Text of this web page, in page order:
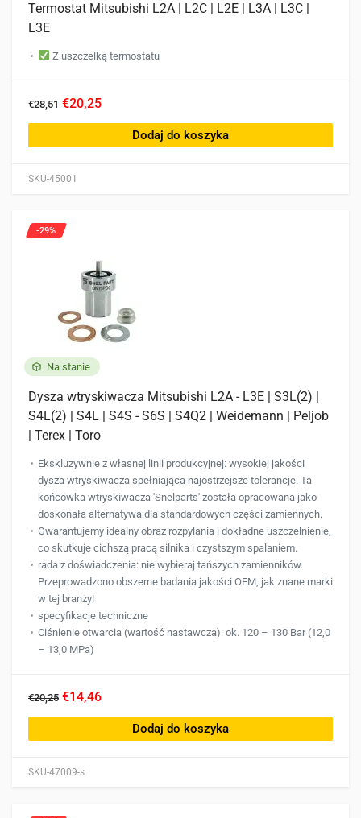
SKU-45001
Termostat Mitsubishi L2A | L2C | L2E | L3A | L3C |
L3E
Z uszczelką termostatu
€28,51 €20,25
Dodaj do koszyka
Na stanie
SKU-47009-s
-29%
Dysza wtryskiwacza Mitsubishi L2A - L3E | S3L(2) |
S4L(2) | S4L | S4S - S6S | S4Q2 | Weidemann | Peljob
| Terex | Toro
Ekskluzywnie z własnej linii produkcyjnej: wysokiej jakości
dysza wtryskiwacza spełniająca najostrzejsze tolerancje. Ta
końcówka wtryskiwacza 'Snelparts' została opracowana jako
doskonała alternatywa dla standardowych części zamiennych.
Gwarantujemy idealny obraz rozpylania i dokładne uszczelnienie,
co skutkuje cichszą pracą silnika i czystszym spalaniem.
rada z doświadczenia: nie wybieraj tańszych zamienników.
Przeprowadzono obszerne badania jakości OEM, jak znane marki
w tej branży!
specyfikacje techniczne
Ciśnienie otwarcia (wartość nastawcza): ok. 120 – 130 Bar (12,0
– 13,0 MPa)
€20,25 €14,46
Dodaj do koszyka